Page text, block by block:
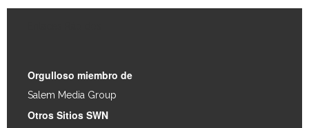
Orgulloso miembro de
Salem Media Group
Otros Sitios SWN